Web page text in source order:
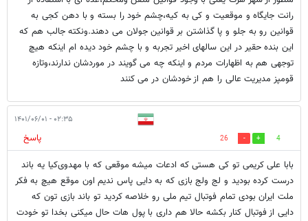
رانت جایگاه و موقعیت و کی به کیه،چشم خود را بسته و با دهن کجی به
قوانین رو به جلو و پا گذاشتن بر قوانین جولان می دهند.ونکته جالب هم که
این بنده حقیر در این سالهای اخیر تجربه و با چشم خود دیده ام اینکه هیچ
توجهی هم به اظهارات مردم و اینکه چه می گویند در موردشان ندارند،وتازه
قومپز مدیریت عالی را هم از خودشان در می کنند
۰۲:۳۵ - ۱۴۰۱/۰۶/۰۱
4
26
پاسخ
بابا علی کریمی تو کی هستی که ادعات میشه موقعی که با مهدوی‌کیا یه باند
درست کرده بودید و لج ولج بازی که به دایی پاس ندیم اون موقع هیچ به فکر
ملت ایران بودی تمام فوتبال تیم ملی رو خلاصه کردید تو باند بازی تون که
دایی از فوتبال کنار بکشه حالا هم داری با پول هات حال میکنی بخدا تو خودت